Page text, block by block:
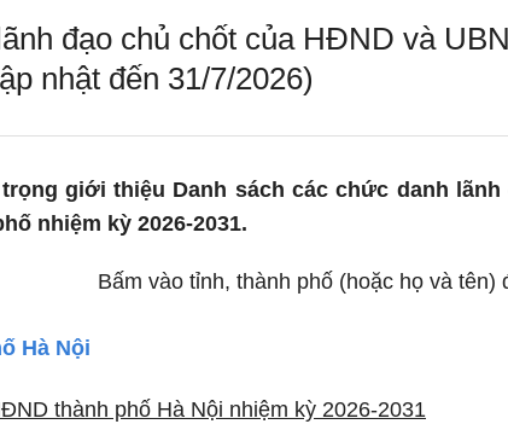
đạo chủ chốt của HĐND và
nhật đến 31/7/2026)
trọng giới thiệu Danh sách các chức danh
nhiệm kỳ 2026-2031.
Bấm vào tỉnh, thành phố (hoặc họ và tên)
Hà Nội
thành phố Hà Nội nhiệm kỳ 2026-2031